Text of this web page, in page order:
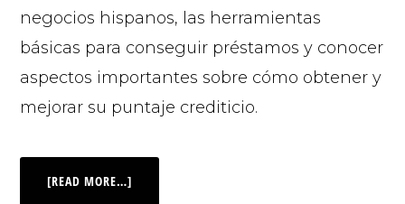
negocios hispanos, las herramientas
básicas para conseguir préstamos y conocer
aspectos importantes sobre cómo obtener y
mejorar su puntaje crediticio.
[READ MORE…]